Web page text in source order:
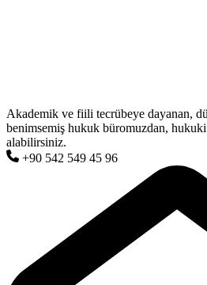
Akademik ve fiili tecrübeye dayanan,
benimsemiş hukuk büromuzdan, hukuki
alabilirsiniz.
+90 542 549 45 96